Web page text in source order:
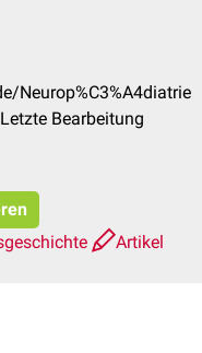
Neurop%C3%A4diatrie
Bearbeitung
Artikel